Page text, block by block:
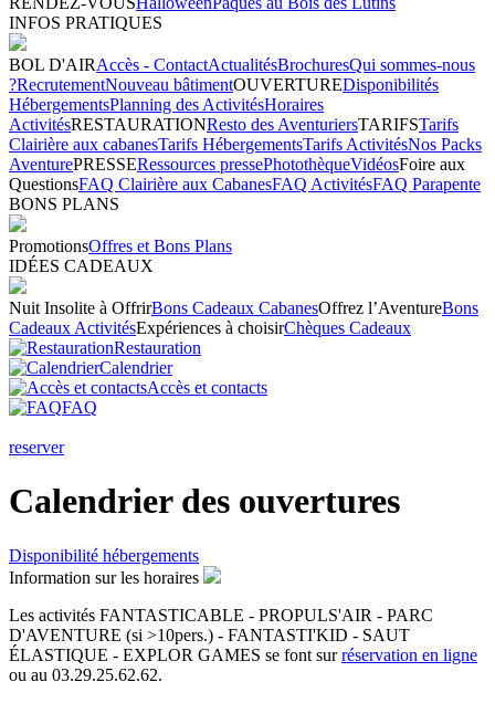
INFOS PRATIQUES
BOL D'AIRAccès - ContactActualitésBrochuresQui sommes-nous
?RecrutementNouveau bâtimentOUVERTUREDisponibilités
HébergementsPlanning des ActivitésHoraires
ActivitésRESTAURATIONResto des AventuriersTARIFSTarifs
Clairière aux cabanesTarifs HébergementsTarifs ActivitésNos Packs
AventurePRESSERessources pressePhotothèqueVidéosFoire aux
QuestionsFAQ Clairière aux CabanesFAQ ActivitésFAQ Parapente
BONS PLANS
PromotionsOffres et Bons Plans
IDÉES CADEAUX
Nuit Insolite à OffrirBons Cadeaux CabanesOffrez l’AventureBons
Cadeaux ActivitésExpériences à choisirChèques Cadeaux
Restauration
Calendrier
Accès et contacts
FAQ
reserver
Calendrier des ouvertures
Disponibilité hébergements
Information sur les horaires
Les activités FANTASTICABLE - PROPULS'AIR - PARC
D'AVENTURE (si >10pers.) - FANTASTI'KID - SAUT
ÉLASTIQUE - EXPLOR GAMES se font surréservation en ligne
ou au 03.29.25.62.62.